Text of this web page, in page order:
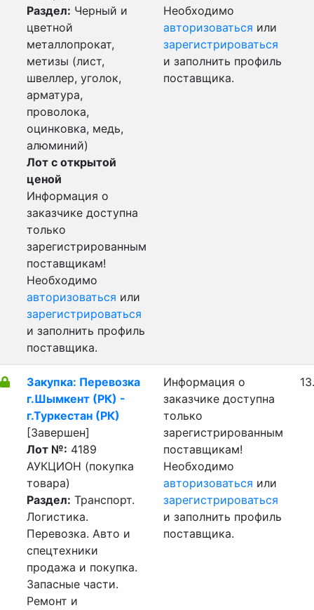
Раздел: Черный и
цветной
металлопрокат,
метизы (лист,
швеллер, уголок,
арматура,
проволока,
оцинковка, медь,
алюминий)
Лот с открытой
ценой
Информация о
заказчике доступна
только
зарегистрированным
поставщикам!
Необходимо
авторизоваться или
зарегистрироваться
и заполнить профиль
поставщика.
Необходимо
авторизоваться или
зарегистрироваться
и заполнить профиль
поставщика.
Закупка: Перевозка
г.Шымкент (РК) -
г.Туркестан (РК)
[Завершен]
Лот №: 4189
АУКЦИОН (покупка
товара)
Раздел: Транспорт.
Логистика.
Перевозка. Авто и
спецтехники
продажа и покупка.
Запасные части.
Ремонт и
Информация о
заказчике доступна
только
зарегистрированным
поставщикам!
Необходимо
авторизоваться или
зарегистрироваться
и заполнить профиль
поставщика.